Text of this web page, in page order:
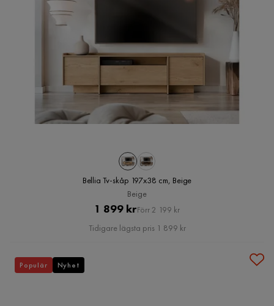
Bellia Tv-skåp 197x38 cm, Beige
Beige
Pris
1 899 krOriginal
Pris
Förr 2 199 kr
Tidigare lägsta pris 1 899 kr
Populär Nyhet